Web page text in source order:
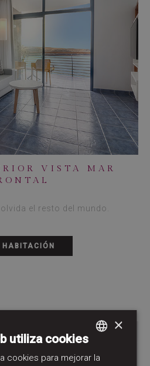
VISTA MAR
el resto del mundo.
HABITACIÓN
SPANISH
×
utiliza cookies
cookies para mejorar la